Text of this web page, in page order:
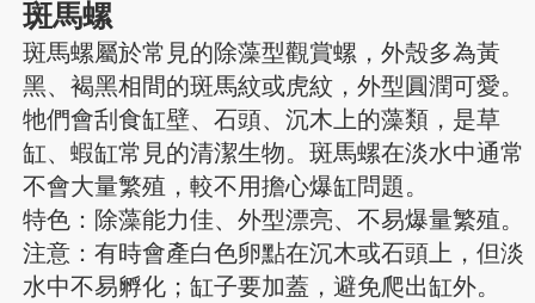
斑馬螺
斑馬螺屬於常見的除藻型觀賞螺，外殼多為黃
黑、褐黑相間的斑馬紋或虎紋，外型圓潤可愛。
牠們會刮食缸壁、石頭、沉木上的藻類，是草
缸、蝦缸常見的清潔生物。斑馬螺在淡水中通常
不會大量繁殖，較不用擔心爆缸問題。
特色：除藻能力佳、外型漂亮、不易爆量繁殖。
注意：有時會產白色卵點在沉木或石頭上，但淡
水中不易孵化；缸子要加蓋，避免爬出缸外。